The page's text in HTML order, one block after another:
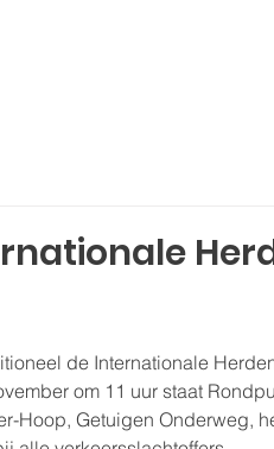
de Internationale
om 11 uur staat
Hoop, Getuigen Onderweg,